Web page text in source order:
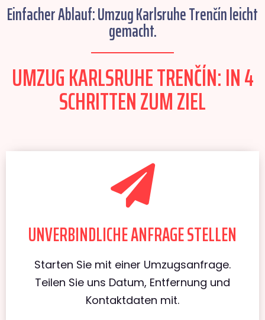
Einfacher Ablauf: Umzug Karlsruhe Trenčín leicht
gemacht.
UMZUG KARLSRUHE TRENČÍN: IN 4
SCHRITTEN ZUM ZIEL
UNVERBINDLICHE ANFRAGE STELLEN
Starten Sie mit einer Umzugsanfrage.
Teilen Sie uns Datum, Entfernung und
Kontaktdaten mit.